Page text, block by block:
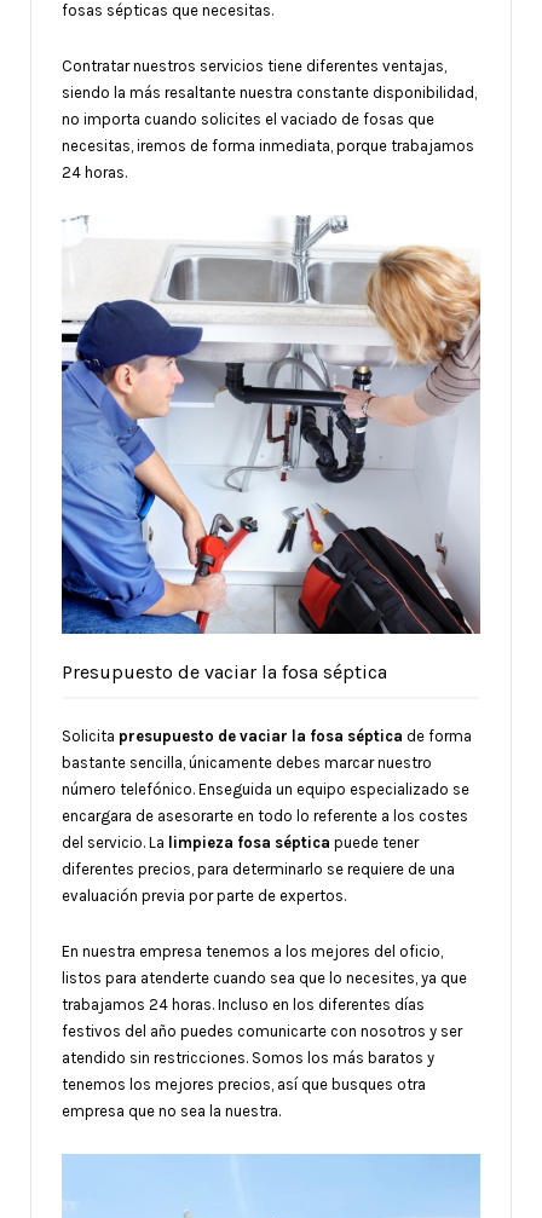
fosas sépticas que necesitas.
Contratar nuestros servicios tiene diferentes ventajas,
siendo la más resaltante nuestra constante disponibilidad,
no importa cuando solicites el vaciado de fosas que
necesitas, iremos de forma inmediata, porque trabajamos
24 horas.
Presupuesto de vaciar la fosa séptica
Solicita presupuesto de vaciar la fosa séptica de forma
bastante sencilla, únicamente debes marcar nuestro
número telefónico. Enseguida un equipo especializado se
encargara de asesorarte en todo lo referente a los costes
del servicio. La limpieza fosa séptica puede tener
diferentes precios, para determinarlo se requiere de una
evaluación previa por parte de expertos.
En nuestra empresa tenemos a los mejores del oficio,
listos para atenderte cuando sea que lo necesites, ya que
trabajamos 24 horas. Incluso en los diferentes días
festivos del año puedes comunicarte con nosotros y ser
atendido sin restricciones. Somos los más baratos y
tenemos los mejores precios, así que busques otra
empresa que no sea la nuestra.